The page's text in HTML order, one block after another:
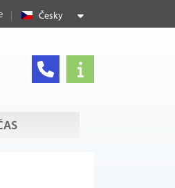
Česky